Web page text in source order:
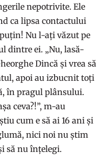
nepotrivite. Ele
ca lipsa contactului
Nu l-ați văzut pe
dintre ei. „Nu, lasă-
Dincă și vrea să
apoi au izbucnit toți
în pragul plânsului.
ceva?!”, m-au
cum e să ai 16 ani și
nici noi nu știm
să nu înțelegi.